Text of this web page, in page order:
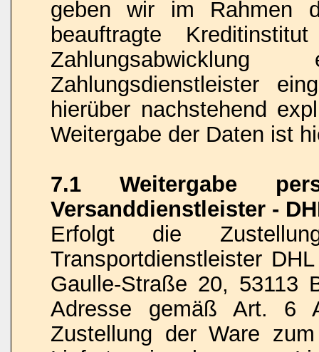
geben wir im Rahmen
beauftragte
Zahlungsdienstleister
hierüber nachstehend
Weitergabe der Daten ist
7.1 Weitergabe
Versanddienstleister -
Erfolgt die
Transportdienstleister
Gaulle-Straße 20, 53113
Adresse gemäß Art.
Zustellung der Ware